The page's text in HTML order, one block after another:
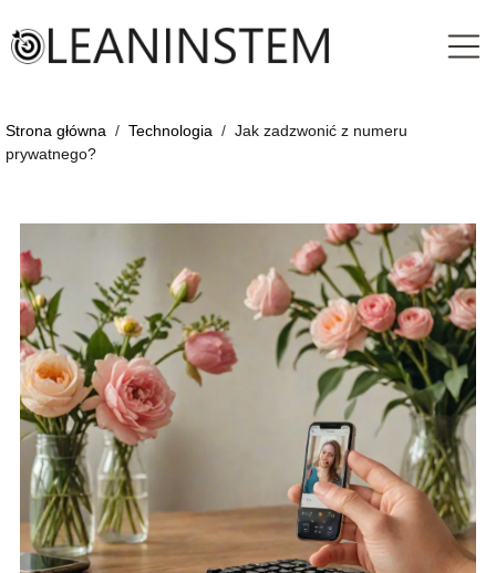
Strona główna / Technologia / Jak zadzwonić z numeru
prywatnego?